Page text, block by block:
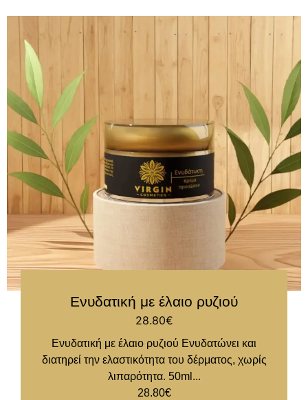
Ενυδατική με έλαιο ρυζιού
28.80€
Ενυδατική με έλαιο ρυζιού Ενυδατώνει και
διατηρεί την ελαστικότητα του δέρματος, χωρίς
λιπαρότητα. 50ml...
28.80€